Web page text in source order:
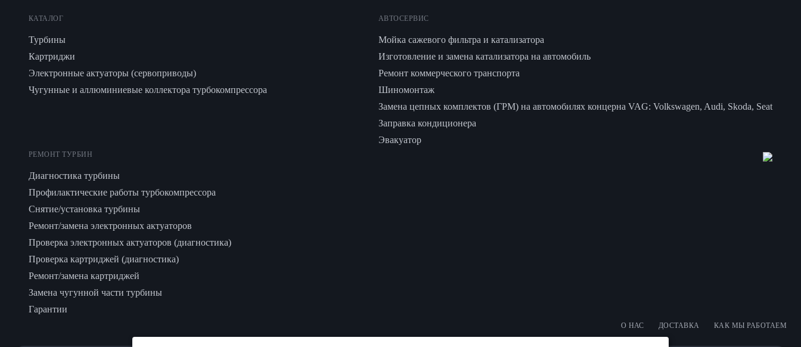
КАТАЛОГ
Турбины
Картриджи
Электронные актуаторы (сервоприводы)
Чугунные и аллюминиевые коллектора турбокомпрессора
АВТОСЕРВИС
Мойка сажевого фильтра и катализатора
Изготовление и замена катализатора на автомобиль
Ремонт коммерческого транспорта
Шиномонтаж
Замена цепных комплектов (ГРМ) на автомобилях концерна VAG: Volkswagen, Audi, Skoda, Seat
Заправка кондиционера
Эвакуатор
РЕМОНТ ТУРБИН
Диагностика турбины
Профилактические работы турбокомпрессора
Снятие/установка турбины
Ремонт/замена электронных актуаторов
Проверка электронных актуаторов (диагностика)
Проверка картриджей (диагностика)
Ремонт/замена картриджей
Замена чугунной части турбины
Гарантии
О НАС ДОСТАВКА КАК МЫ РАБОТАЕМ